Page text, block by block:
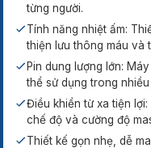
từng người.
Tính năng nhiệt ấm:
thiện lưu thông máu và
Pin dung lượng lớn:
thể sử dụng trong
Điều khiển từ xa tiện
chế độ và cường độ
Thiết kế gọn nhẹ, dễ